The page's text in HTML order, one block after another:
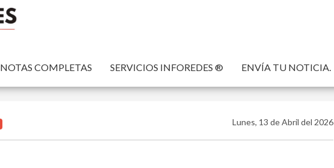
NOTAS COMPLETAS SERVICIOS INFOREDES ® ENVÍA TU NOTICIA.
Lunes, 13 de Abril del 2026